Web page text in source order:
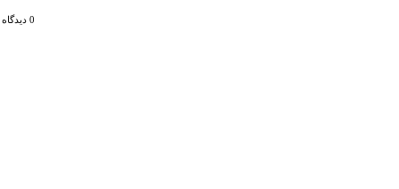
0 دیدگاه